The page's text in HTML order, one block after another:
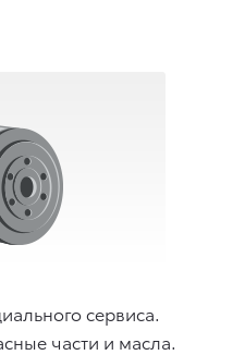
сервиса.
части и масла.